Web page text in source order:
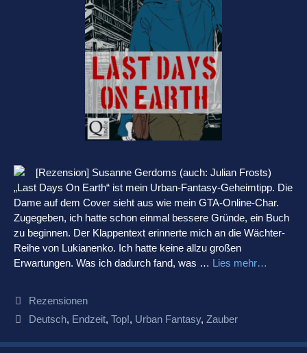
[Rezension] Susanne Gerdoms (auch: Julian Frosts)
„Last Days On Earth“ ist mein Urban-Fantasy-Geheimtipp. Die
Dame auf dem Cover sieht aus wie mein GTA-Online-Char.
Zugegeben, ich hatte schon einmal bessere Gründe, ein Buch
zu beginnen. Der Klappentext erinnerte mich an die Wächter-
Reihe von Lukianenko. Ich hatte keine allzu großen
Erwartungen. Was ich dadurch fand, was … Lies mehr…
Kategorien
Rezensionen
Schlagwörter
Deutsch, Endzeit, Top!, Urban Fantasy, Zauber